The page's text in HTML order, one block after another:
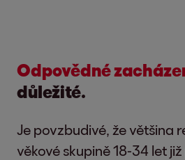
Odpovědné
důležité.
Je povzbudivé, že většina
věkové skupině 18-34 let